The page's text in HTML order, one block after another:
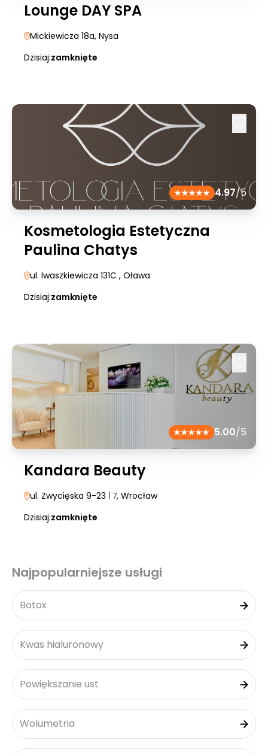
Lounge DAY SPA
Mickiewicza 18a, Nysa
Dzisiaj:zamknięte
4.97/5
Kosmetologia Estetyczna
Paulina Chatys
ul. Iwaszkiewicza 131C , Oława
Dzisiaj:zamknięte
5.00/5
Kandara Beauty
ul. Zwycięska 9-23 | 7, Wrocław
Dzisiaj:zamknięte
Najpopularniejsze usługi
Botox
Kwas hialuronowy
Powiększanie ust
Wolumetria